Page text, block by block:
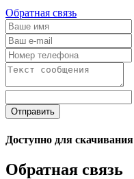
Обратная связь
Отправить
Доступно для скачивания
Обратная связь